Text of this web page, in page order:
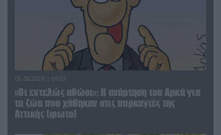
06.08.2026 | 09:03
«Οι εντελώς αθώοι»: Η ανάρτηση του Αρκά για
τα ζώα που χάθηκαν στις πυρκαγιές της
Αττικής (φωτο)